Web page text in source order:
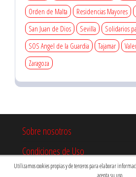
Orden de Malta
Residencias Mayores
San Juan de Dios
Sevilla
Solidarios
SOS Angel de la Guardia
Tajamar
Zaragoza
Sobre nosotros
Condiciones de Uso
Utilizamos cookies propias y de terceros para elaborar
acepta su uso.